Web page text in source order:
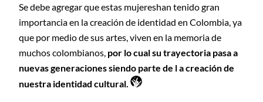
Se debe agregar que estas mujereshan tenido gran
importancia en la creación de identidad en Colombia, ya
que por medio de sus artes, viven en la memoria de
muchos colombianos, por lo cual su trayectoria pasa a
nuevas generaciones siendo parte de l a creación de
nuestra identidad cultural.